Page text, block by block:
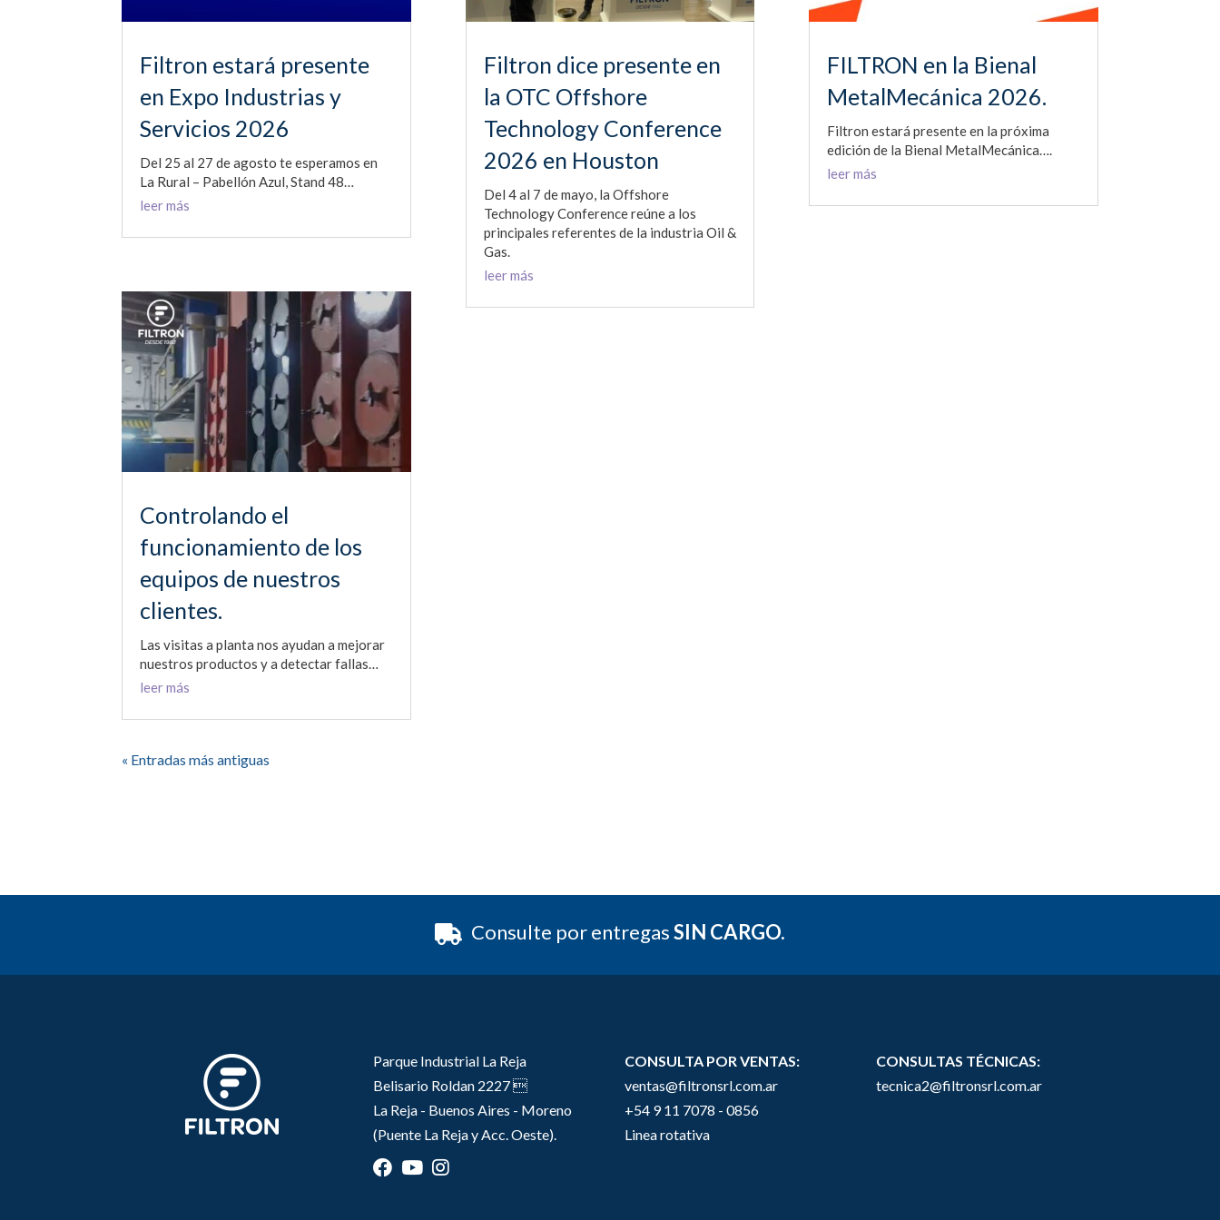
Filtron estará presente
en Expo Industrias y
Servicios 2026
Del 25 al 27 de agosto te esperamos en
La Rural – Pabellón Azul, Stand 48…
leer más
Controlando el
funcionamiento de los
equipos de nuestros
clientes.
Las visitas a planta nos ayudan a mejorar
nuestros productos y a detectar fallas…
leer más
Filtron dice presente en
la OTC Offshore
Technology Conference
2026 en Houston
Del 4 al 7 de mayo, la Offshore
Technology Conference reúne a los
principales referentes de la industria Oil &
Gas.
leer más
FILTRON en la Bienal
MetalMecánica 2026.
Filtron estará presente en la próxima
edición de la Bienal MetalMecánica….
leer más
« Entradas más antiguas
Consulte por entregasSIN CARGO.
Parque Industrial La Reja
Belisario Roldan 2227 
La Reja - Buenos Aires - Moreno
(Puente La Reja y Acc. Oeste).
CONSULTA POR VENTAS:
ventas@filtronsrl.com.ar
+54 9 11 7078 - 0856
Linea rotativa
CONSULTAS TÉCNICAS:
tecnica2@filtronsrl.com.ar